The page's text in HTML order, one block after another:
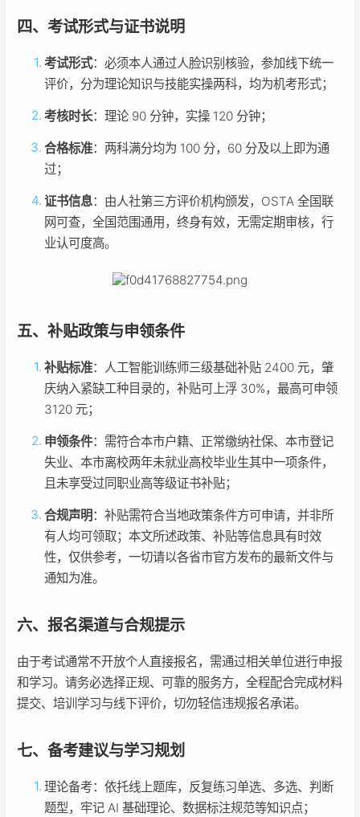
四、考试形式与证书说明
考试形式：必须本人通过人脸识别核验，参加线下统一
评价，分为理论知识与技能实操两科，均为机考形式；
考核时长：理论 90 分钟，实操 120 分钟；
合格标准：两科满分均为 100 分，60 分及以上即为通
过；
证书信息：由人社第三方评价机构颁发，OSTA 全国联
网可查，全国范围通用，终身有效，无需定期审核，行
业认可度高。
五、补贴政策与申领条件
补贴标准：人工智能训练师三级基础补贴 2400 元，肇
庆纳入紧缺工种目录的，补贴可上浮 30%，最高可申领
3120 元；
申领条件：需符合本市户籍、正常缴纳社保、本市登记
失业、本市离校两年未就业高校毕业生其中一项条件，
且未享受过同职业高等级证书补贴；
合规声明：补贴需符合当地政策条件方可申请，并非所
有人均可领取；本文所述政策、补贴等信息具有时效
性，仅供参考，一切请以各省市官方发布的最新文件与
通知为准。
六、报名渠道与合规提示
由于考试通常不开放个人直接报名，需通过相关单位进行申报
和学习。请务必选择正规、可靠的服务方，全程配合完成材料
提交、培训学习与线下评价，切勿轻信违规报名承诺。
七、备考建议与学习规划
理论备考：依托线上题库，反复练习单选、多选、判断
题型，牢记 AI 基础理论、数据标注规范等知识点；